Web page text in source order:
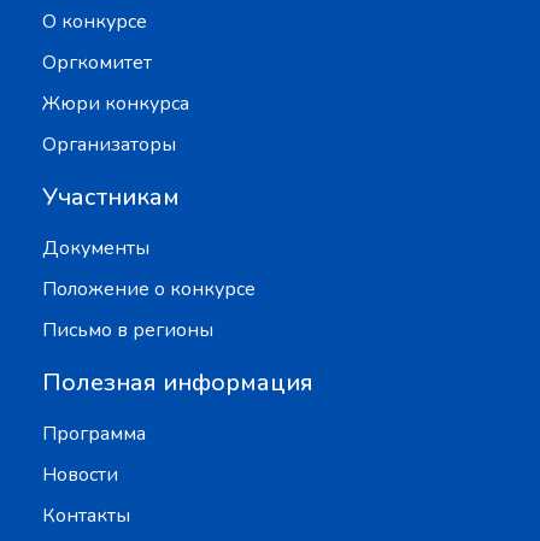
О конкурсе
Оргкомитет
Жюри конкурса
Организаторы
Участникам
Документы
Положение о конкурсе
Письмо в регионы
Полезная информация
Программа
Новости
Контакты